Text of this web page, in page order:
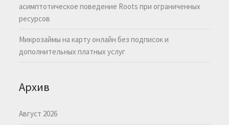
асимптотическое поведение Roots при ограниченных
ресурсов
Микрозаймы на карту онлайн без подписок и
дополнительных платных услуг
Архив
Август 2026